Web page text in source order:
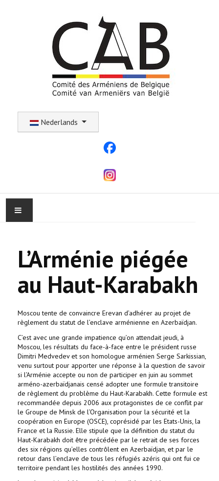
Nederlands
ACTUALITEIT
GEMEENSCHAP
KERK
HAY DOUN
VERENIGINGEN
CONTACT
L’Arménie piégée
au Haut-Karabakh
Moscou tente de convaincre Erevan d’adhérer au projet de
règlement du statut de l’enclave arménienne en Azerbaïdjan.
C’est avec une grande impatience qu’on attendait jeudi, à
Moscou, les résultats du face-à-face entre le président russe
Dimitri Medvedev et son homologue arménien Serge Sarkissian,
venu surtout pour apporter une réponse à la question de savoir
si l’Arménie accepte ou non de participer en juin au sommet
arméno-azerbaïdjanais censé adopter une formule transitoire
de règlement du problème du Haut-Karabakh. Cette formule est
recommandée depuis 2006 aux protagonistes de ce conflit par
le Groupe de Minsk de l’Organisation pour la sécurité et la
coopération en Europe (OSCE), coprésidé par les Etats-Unis, la
France et la Russie. Elle stipule que la définition du statut du
Haut-Karabakh doit être précédée par le retrait de ses forces
des six régions qu’elles contrôlent en Azerbaïdjan, et par le
retour dans l’enclave de tous les réfugiés azéris qui ont fui ce
territoire pendant les hostilités des années 1990.